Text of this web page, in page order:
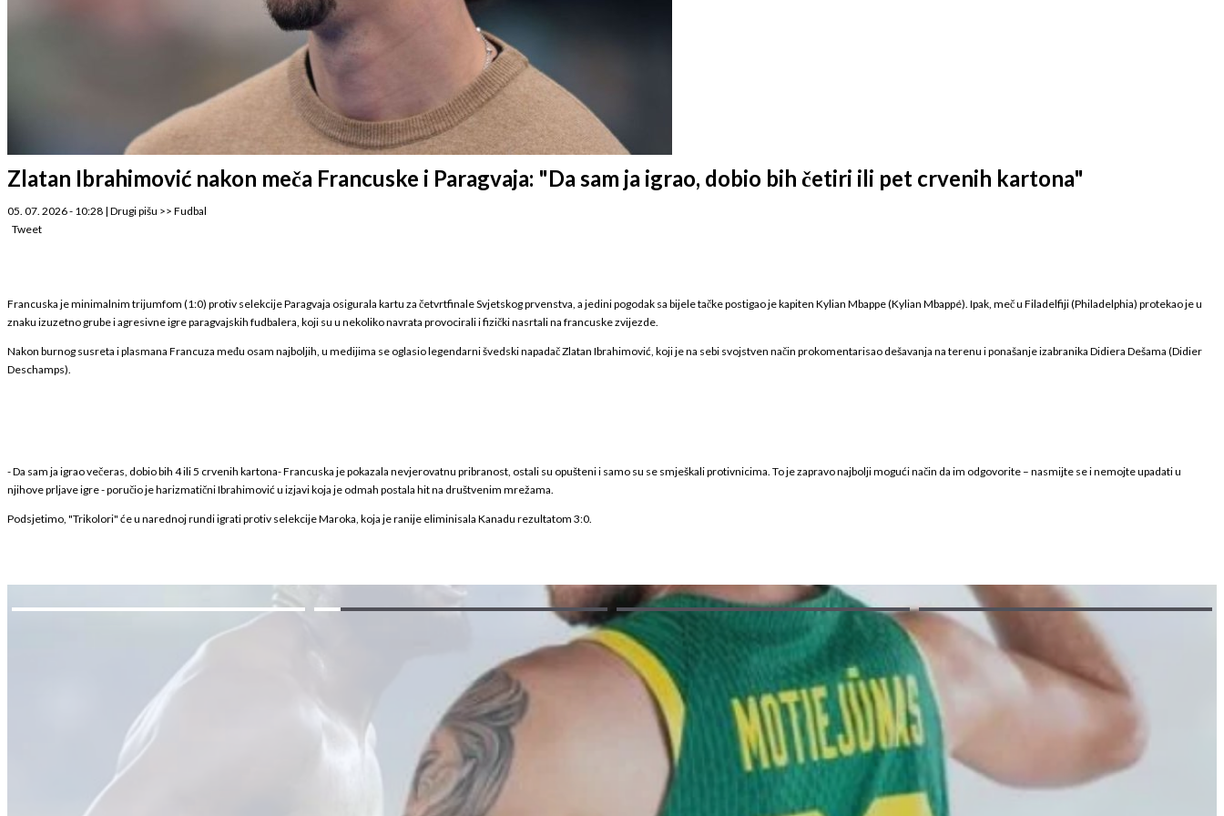
Zlatan Ibrahimović nakon meča Francuske i Paragvaja: "Da sam ja igrao, dobio bih četiri ili pet crvenih kartona"
05. 07. 2026 - 10:28 | Drugi pišu >> Fudbal
Tweet
Francuska je minimalnim trijumfom (1:0) protiv selekcije Paragvaja osigurala kartu za četvrtfinale Svjetskog prvenstva, a jedini pogodak sa bijele tačke postigao je kapiten Kylian Mbappe (Kylian Mbappé). Ipak, meč u Filadelfiji (Philadelphia) protekao je u
znaku izuzetno grube i agresivne igre paragvajskih fudbalera, koji su u nekoliko navrata provocirali i fizički nasrtali na francuske zvijezde.
Nakon burnog susreta i plasmana Francuza među osam najboljih, u medijima se oglasio legendarni švedski napadač Zlatan Ibrahimović, koji je na sebi svojstven način prokomentarisao dešavanja na terenu i ponašanje izabranika Didiera Dešama (Didier
Deschamps).
- Da sam ja igrao večeras, dobio bih 4 ili 5 crvenih kartona- Francuska je pokazala nevjerovatnu pribranost, ostali su opušteni i samo su se smješkali protivnicima. To je zapravo najbolji mogući način da im odgovorite – nasmijte se i nemojte upadati u
njihove prljave igre - poručio je harizmatični Ibrahimović u izjavi koja je odmah postala hit na društvenim mrežama.
Podsjetimo, "Trikolori" će u narednoj rundi igrati protiv selekcije Maroka, koja je ranije eliminisala Kanadu rezultatom 3:0.